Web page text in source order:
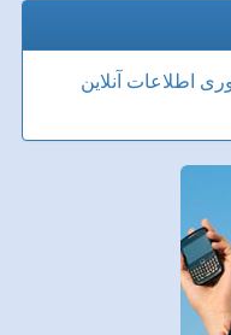
اطلاعات آنلاین